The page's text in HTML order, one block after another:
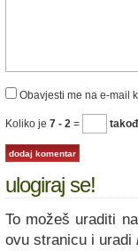
Obavjesti me na e-mail
Koliko je 7 - 2 =
ulogiraj se!
To možeš uraditi
ovu stranicu i uradi